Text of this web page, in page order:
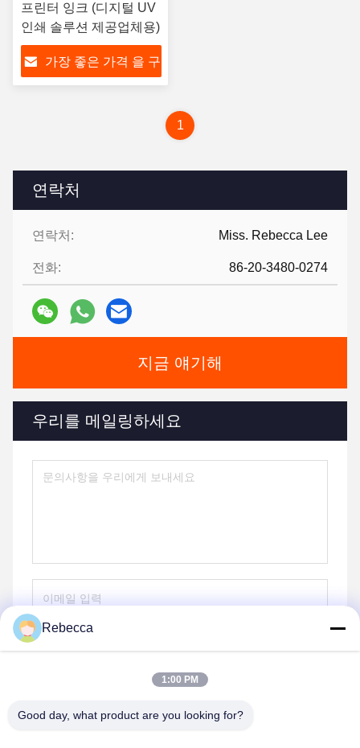
연락처
연락처: Miss. Rebecca Lee
전화: 86-20-3480-0274
지금 얘기해
우리를 메일링하세요
프린터 잉크 (디지털 UV
인쇄 솔루션 제공업체용)
가장 좋은 가격 을 구
1
Rebecca
1:00 PM
Good day, what product are you looking for?